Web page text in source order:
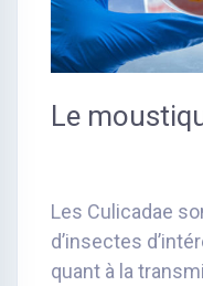
Le
Les Culicadae
d’insectes
quant à la